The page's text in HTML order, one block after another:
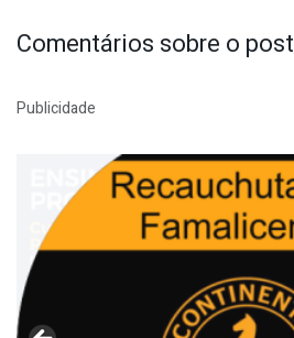
Comentários sobre o post
Publicidade